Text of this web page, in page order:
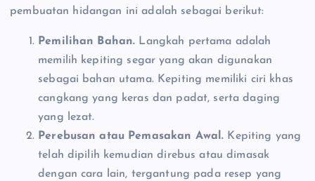
pembuatan hidangan ini adalah sebagai berikut:
Pemilihan Bahan. Langkah pertama adalah
memilih kepiting segar yang akan digunakan
sebagai bahan utama. Kepiting memiliki ciri khas
cangkang yang keras dan padat, serta daging
yang lezat.
Perebusan atau Pemasakan Awal. Kepiting yang
telah dipilih kemudian direbus atau dimasak
dengan cara lain, tergantung pada resep yang